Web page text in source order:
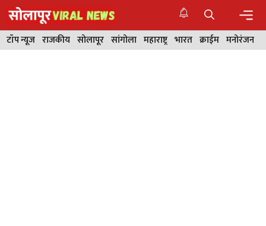
Skip
to
content
टॉप न्यूज राजकीय सोलापूर सांगोला महाराष्ट्र भारत क्राईम मनोरंजन